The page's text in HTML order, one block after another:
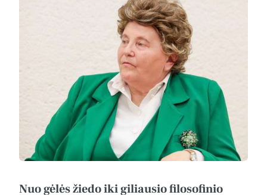
Nuo gėlės žiedo iki giliausio filosofinio